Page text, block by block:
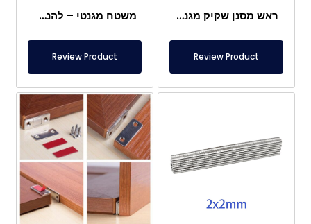
ראש מסנן שקיק מגנטי
Review Product
משטח מגנטי – להנחה מתחת לרגליים – בטוח למזון
Review Product